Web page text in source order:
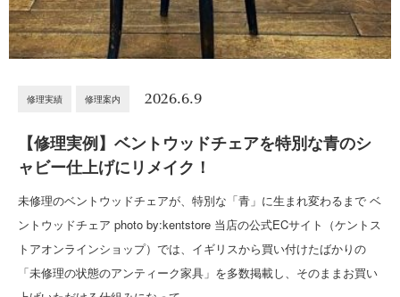
修理実績 修理案内 2026.6.9
【修理実例】ベントウッドチェアを特別な青のシ
ャビー仕上げにリメイク！
未修理のベントウッドチェアが、特別な「青」に生まれ変わるまで ベ
ントウッドチェア photo by:kentstore 当店の公式ECサイト（ケントス
トアオンラインショップ）では、イギリスから買い付けたばかりの
「未修理の状態のアンティーク家具」を多数掲載し、そのままお買い